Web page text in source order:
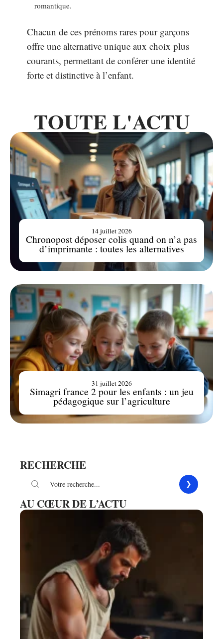
romantique.
Chacun de ces prénoms rares pour garçons
offre une alternative unique aux choix plus
courants, permettant de conférer une identité
forte et distinctive à l’enfant.
TOUTE L'ACTU
Chronopost déposer colis quand on n’a pas
d’imprimante : toutes les alternatives
14 juillet 2026
Simagri france 2 pour les enfants : un jeu
pédagogique sur l’agriculture
31 juillet 2026
RECHERCHE
AU CŒUR DE L’ACTU